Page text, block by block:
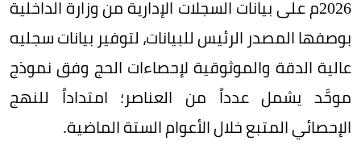
2026م على بيانات السجلات الإدارية من وزارة الداخلية
بوصفها المصدر الرئيس للبيانات، لتوفير بيانات سجليه
عالية الدقة والموثوقية لإحصاءات الحج وفق نموذج
موحَّد يشمل عدداً من العناصر؛ امتداداً للنهج
الإحصائي المتبع خلال الأعوام الستة الماضية.